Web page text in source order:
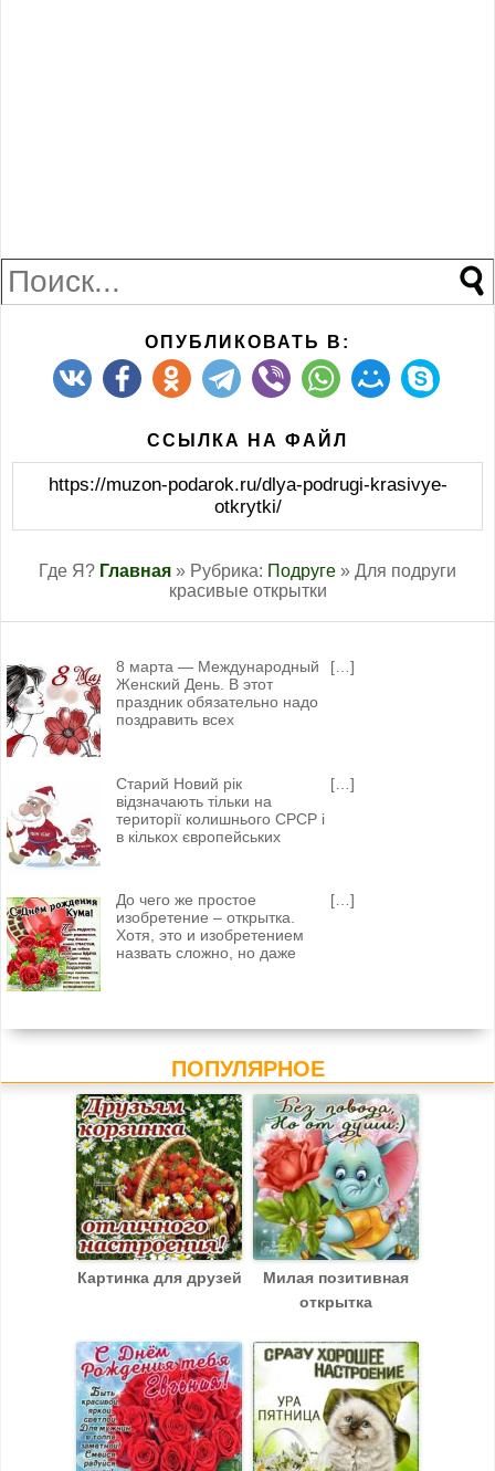
ОПУБЛИКОВАТЬ В:
ССЫЛКА НА ФАЙЛ
https://muzon-podarok.ru/dlya-podrugi-krasivye-
otkrytki/
Где Я? Главная » Рубрика: Подруге » Для подруги
красивые открытки
8 марта — Международный
Женский День. В этот
праздник обязательно надо
поздравить всех
[…]
Старий Новий рік
відзначають тільки на
території колишнього СРСР і
в кількох європейських
[…]
До чего же простое
изобретение – открытка.
Хотя, это и изобретением
назвать сложно, но даже
[…]
ПОПУЛЯРНОЕ
Картинка для друзей
Милая позитивная
открытка